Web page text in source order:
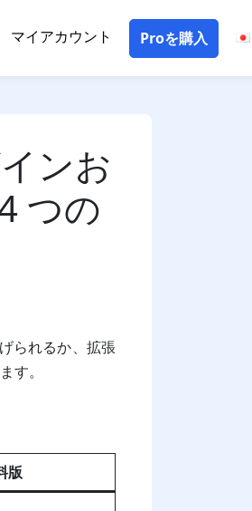
マイアカウント Proを購入
ンお
つの
られるか、拡張
す。
版